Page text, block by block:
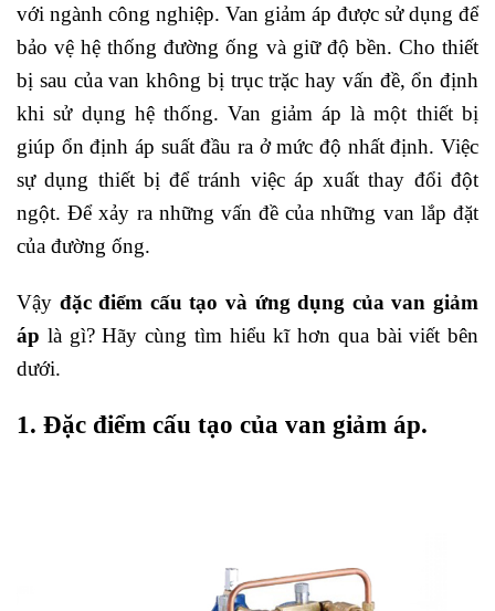
với ngành công nghiệp. Van giảm áp được sử dụng để
bảo vệ hệ thống đường ống và giữ độ bền. Cho thiết
bị sau của van không bị trục trặc hay vấn đề, ổn định
khi sử dụng hệ thống. Van giảm áp là một thiết bị
giúp ổn định áp suất đầu ra ở mức độ nhất định. Việc
sự dụng thiết bị để tránh việc áp xuất thay đổi đột
ngột. Để xảy ra những vấn đề của những van lắp đặt
của đường ống.
Vậy đặc điểm cấu tạo và ứng dụng của van giảm
áp là gì? Hãy cùng tìm hiểu kĩ hơn qua bài viết bên
dưới.
1. Đặc điểm cấu tạo của van giảm áp.